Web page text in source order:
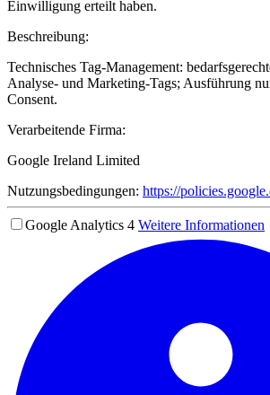
Einwilligung erteilt haben.
Beschreibung:
Technisches Tag-Management:
Analyse- und Marketing-Tags; Ausführung
Consent.
Verarbeitende Firma:
Google Ireland Limited
Nutzungsbedingungen: https://
Google Analytics 4 Weitere Informationen